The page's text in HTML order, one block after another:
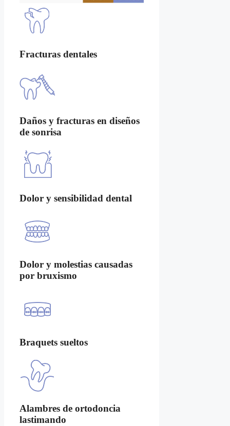
Fracturas dentales
Daños y fracturas en diseños
de sonrisa
Dolor y sensibilidad dental
Dolor y molestias causadas
por bruxismo
Braquets sueltos
Alambres de ortodoncia
lastimando